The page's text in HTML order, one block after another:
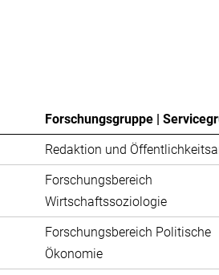
Forschungsgruppe |
Redaktion und
Forschungsbereich
Wirtschaftssoziologie
Forschungsbereich Politische
Ökonomie